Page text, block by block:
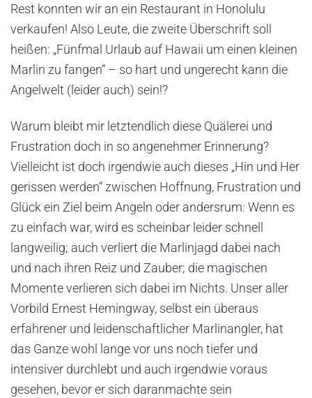
Rest konnten wir an ein Restaurant in Honolulu
verkaufen! Also Leute, die zweite Überschrift soll
heißen: „Fünfmal Urlaub auf Hawaii um einen kleinen
Marlin zu fangen“ – so hart und ungerecht kann die
Angelwelt (leider auch) sein!?
Warum bleibt mir letztendlich diese Quälerei und
Frustration doch in so angenehmer Erinnerung?
Vielleicht ist doch irgendwie auch dieses „Hin und Her
gerissen werden“ zwischen Hoffnung, Frustration und
Glück ein Ziel beim Angeln oder andersrum: Wenn es
zu einfach war, wird es scheinbar leider schnell
langweilig; auch verliert die Marlinjagd dabei nach
und nach ihren Reiz und Zauber; die magischen
Momente verlieren sich dabei im Nichts. Unser aller
Vorbild Ernest Hemingway, selbst ein überaus
erfahrener und leidenschaftlicher Marlinangler, hat
das Ganze wohl lange vor uns noch tiefer und
intensiver durchlebt und auch irgendwie voraus
gesehen, bevor er sich daranmachte sein